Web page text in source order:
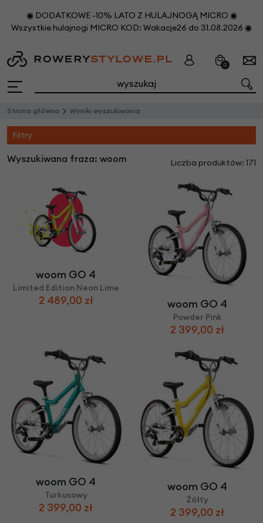
◉ DODATKOWE -10% LATO Z HULAJNOGĄ MICRO ◉
Wszystkie hulajnogi MICRO KOD: Wakacje26 do 31.08.2026 ◉
0
Strona główna Wyniki wyszukiwania
Filtry
Wyszukiwana fraza: woom Liczba produktów: 171
woom GO 4
Limited Edition Neon Lime
2 489,00 zł woom GO 4
Powder Pink
2 399,00 zł
woom GO 4
Turkusowy
2 399,00 zł
woom GO 4
Żółty
2 399,00 zł